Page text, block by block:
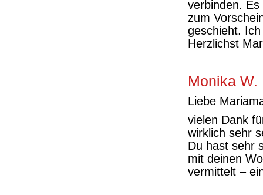
verbinden.
zum
geschieht.
Herzlichst
Monika W.
Liebe
vielen Dank
wirklich sehr
Du hast sehr
mit deinen
vermittelt –